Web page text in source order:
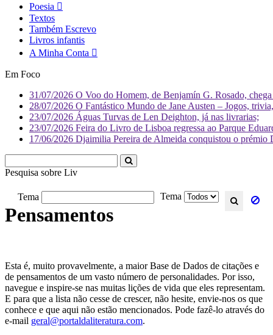
Poesia
Textos
Também Escrevo
Livros infantis
A Minha Conta
Em Foco
31/07/2026 O Voo do Homem, de Benjamín G. Rosado,
28/07/2026 O Fantástico Mundo de Jane Austen – Jogos,
23/07/2026 Águas Turvas de Len Deighton, já nas livrarias;
23/07/2026 Feira do Livro de Lisboa regressa ao Parque
17/06/2026 Djaimilia Pereira de Almeida conquistou o
Pesquisa sobre Literatura
Tema
Tema
Pensamentos
Esta é, muito provavelmente, a maior Base de Dados de citações e
de pensamentos de um vasto número de personalidades. Por isso,
navegue e inspire-se nas muitas lições de vida que eles representam.
E para que a lista não cesse de crescer, não hesite, envie-nos os que
conhece e que aqui não estão mencionados. Pode fazê-lo através do
e-mail geral@portaldaliteratura.com.